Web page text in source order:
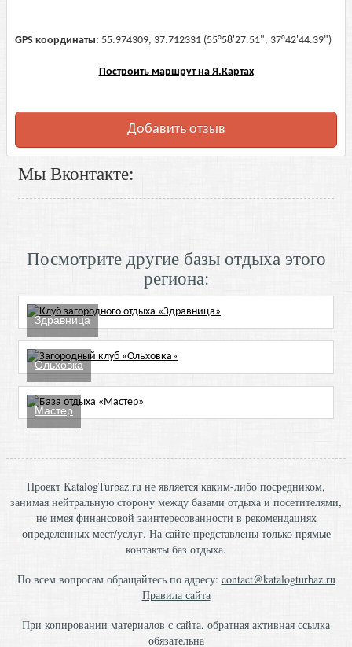
GPS координаты: 55.974309, 37.712331 (55°58'27.51", 37°42'44.39")
Построить маршрут на Я.Картах
Добавить отзыв
Мы Вконтакте:
Посмотрите другие базы отдыха этого
региона:
Здравница
Ольховка
Мастер
Проект KatalogTurbaz.ru не является каким-либо посредником,
занимая нейтральную сторону между базами отдыха и посетителями,
не имея финансовой заинтересованности в рекомендациях
определённых мест/услуг. На сайте представлены только прямые
контакты баз отдыха.
По всем вопросам обращайтесь по адресу: contact@katalogturbaz.ru
Правила сайта
При копировании материалов с сайта, обратная активная ссылка
обязательна